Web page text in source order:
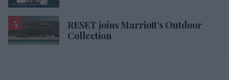
RESET joins Marriott’s Outdoor
Collection